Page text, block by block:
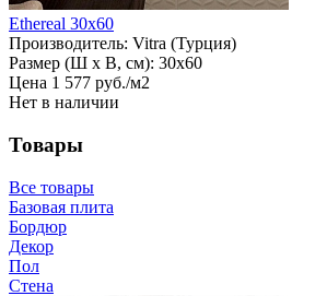
Ethereal 30x60
Производитель: Vitra (Турция)
Размер (Ш х В, см): 30х60
Цена 1 577 руб./м2
Нет в наличии
Товары
Все товары
Базовая плита
Бордюр
Декор
Пол
Стена